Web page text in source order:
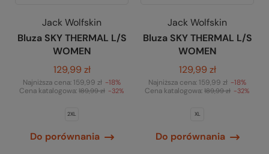
Jack Wolfskin
Bluza SKY THERMAL L/S
WOMEN
129,99 zł
Najniższa cena:159,99 zł -18%
Cena katalogowa: 189,99 zł -32%
2XL
Do porównania
Jack Wolfskin
Bluza SKY THERMAL L/S
WOMEN
129,99 zł
Najniższa cena:159,99 zł -18%
Cena katalogowa: 189,99 zł -32%
XL
Do porównania